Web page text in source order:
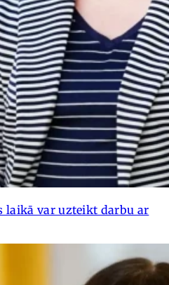
laikā var uzteikt darbu ar